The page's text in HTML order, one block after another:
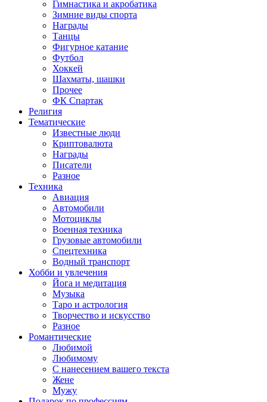
Гимнастика и акробатика
Зимние виды спорта
Награды
Танцы
Фигурное катание
Футбол
Хоккей
Шахматы, шашки
Прочее
ФК Спартак
Религия
Тематические
Известные люди
Криптовалюта
Награды
Писатели
Разное
Техника
Авиация
Автомобили
Мотоциклы
Военная техника
Грузовые автомобили
Спецтехника
Водный транспорт
Хобби и увлечения
Йога и медитация
Музыка
Таро и астрология
Творчество и искусство
Разное
Романтические
Любимой
Любимому
С нанесением вашего текста
Жене
Мужу